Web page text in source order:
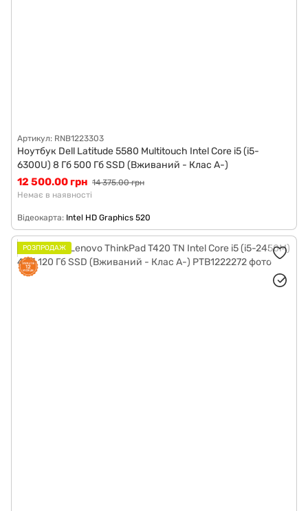
Артикул: RNB1223303
Ноутбук Dell Latitude 5580 Multitouch Intel Core i5 (i5-
6300U) 8 Гб 500 Гб SSD (Вживаний - Клас A-)
12 500.00 грн 14 375.00 грн
Немає в наявності
Відеокарта Intel HD Graphics 520
РОЗПРОДАЖ